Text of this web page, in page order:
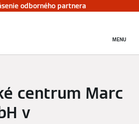
odborného partnera
MENU
centrum Marc
v